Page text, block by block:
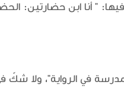
" أنا ابن حضارتين:
في الرواية"، ولا شكّ